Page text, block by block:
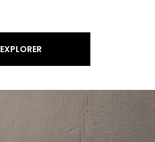
EXPLORER